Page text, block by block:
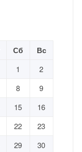
Сб Вс
1
2
8
9
15
16
22
23
29
30